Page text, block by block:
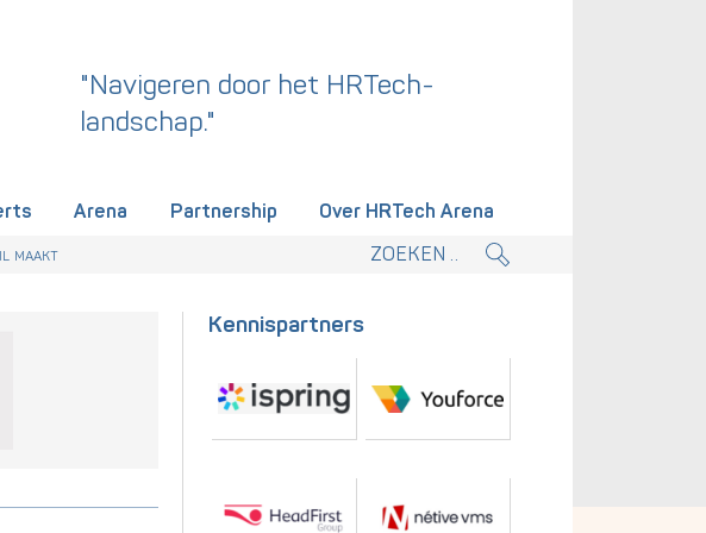
"Navigeren door het HRTech-
landschap."
Arena Partnership
Over HRTech Arena
onderdeel actieplan.
heeft
maakt
Kennispartners